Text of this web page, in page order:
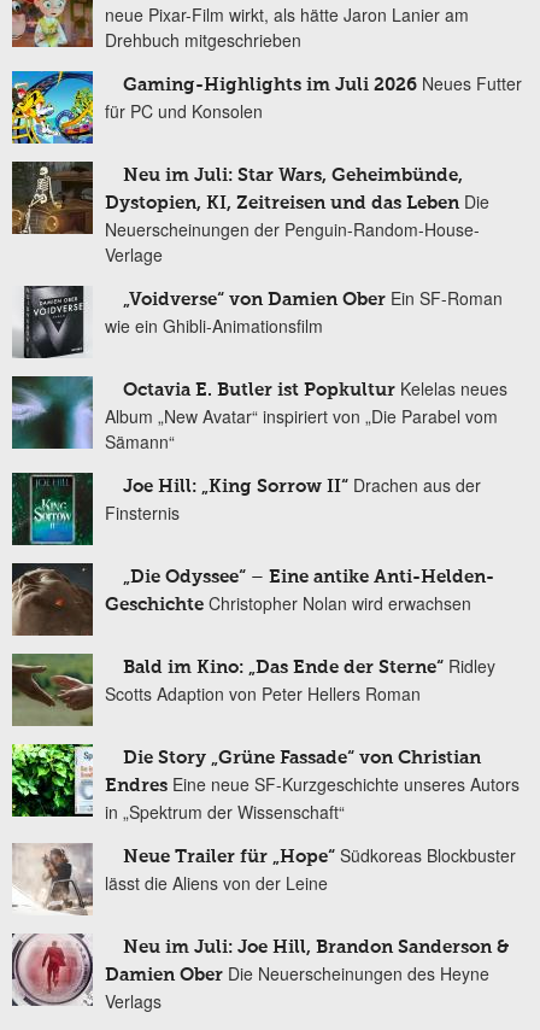
neue Pixar-Film wirkt, als hätte Jaron Lanier am
Drehbuch mitgeschrieben
Gaming-Highlights im Juli 2026 Neues Futter
für PC und Konsolen
Neu im Juli: Star Wars, Geheimbünde,
Dystopien, KI, Zeitreisen und das Leben Die
Neuerscheinungen der Penguin-Random-House-
Verlage
„Voidverse“ von Damien Ober Ein SF-Roman
wie ein Ghibli-Animationsfilm
Octavia E. Butler ist Popkultur Kelelas neues
Album „New Avatar“ inspiriert von „Die Parabel vom
Sämann“
Joe Hill: „King Sorrow II“ Drachen aus der
Finsternis
„Die Odyssee“ – Eine antike Anti-Helden-
Geschichte Christopher Nolan wird erwachsen
Bald im Kino: „Das Ende der Sterne“ Ridley
Scotts Adaption von Peter Hellers Roman
Die Story „Grüne Fassade“ von Christian
Endres Eine neue SF-Kurzgeschichte unseres Autors
in „Spektrum der Wissenschaft“
Neue Trailer für „Hope“ Südkoreas Blockbuster
lässt die Aliens von der Leine
Neu im Juli: Joe Hill, Brandon Sanderson &
Damien Ober Die Neuerscheinungen des Heyne
Verlags